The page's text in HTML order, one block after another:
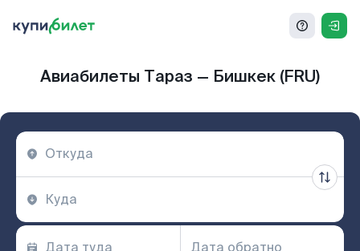
Авиабилеты Тараз — Бишкек (FRU)